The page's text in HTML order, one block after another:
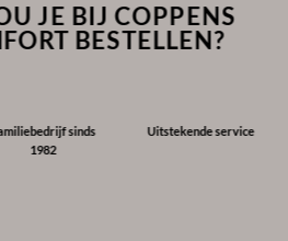
JE BIJ COPPENS
BESTELLEN?
sinds
1982
Uitstekende service